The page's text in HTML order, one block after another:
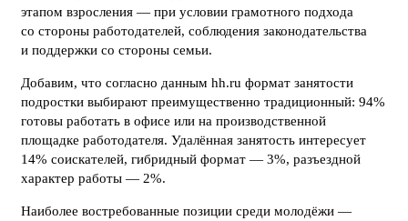
этапом взросления — при условии грамотного подхода
со стороны работодателей, соблюдения законодательства
и поддержки со стороны семьи.
Добавим, что согласно данным hh.ru формат занятости
подростки выбирают преимущественно традиционный: 94%
готовы работать в офисе или на производственной
площадке работодателя. Удалённая занятость интересует
14% соискателей, гибридный формат — 3%, разъездной
характер работы — 2%.
Наиболее востребованные позиции среди молодёжи —